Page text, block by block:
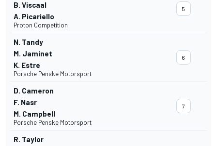
B. Viscaal
A. Picariello
Proton Competition
5
N. Tandy
M. Jaminet
K. Estre
Porsche Penske Motorsport
6
D. Cameron
F. Nasr
M. Campbell
Porsche Penske Motorsport
7
R. Taylor